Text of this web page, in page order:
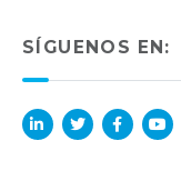
SÍGUENOS EN: